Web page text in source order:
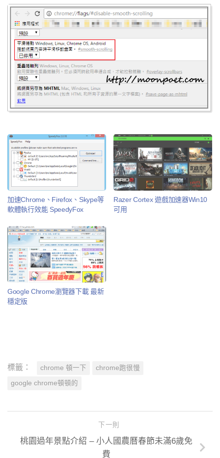
加速Chrome、Firefox、Skype等
軟體執行效能 SpeedyFox
Razer Cortex 遊戲加速器Win10
可用
Google Chrome瀏覽器下載 最新
穩定版
標籤： chrome 頓一下 chrome跑很慢
google chrome頓頓的
下一則
桃園過年景點介紹 – 小人國農曆春節未滿6歲免
費